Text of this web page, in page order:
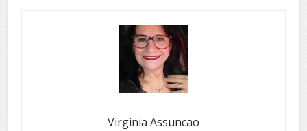
Virginia Assuncao